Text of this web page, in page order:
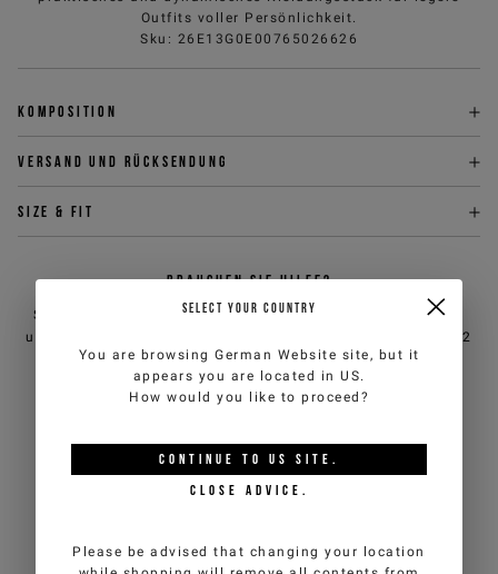
Outfits voller Persönlichkeit.
Sku : 26E13G0E00765026626
Komposition
Versand und Rücksendung
Size & fit
BRAUCHEN SIE HILFE?
Sie können den Kundendienst von iceberg.com per E-Mail
unter
, wir antworten innerhalb von 2
Werktagen (Mo-Fr).
GEFALLEN
SELECT YOUR COUNTRY
You are browsing German Website site, but it
appears you are located in US.
How would you like to proceed?
CONTINUE TO US SITE.
CLOSE ADVICE.
Please be advised that changing your location